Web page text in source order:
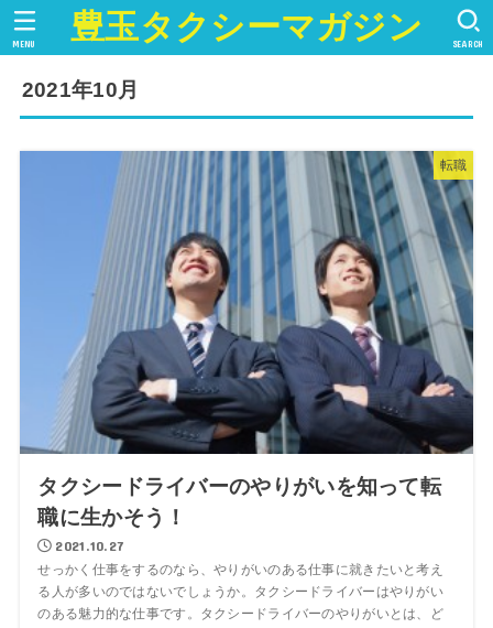
豊玉タクシーマガジン SEARCH
MENU
2021年10月
転職
タクシードライバーのやりがいを知って転
職に生かそう！
2021.10.27
せっかく仕事をするのなら、やりがいのある仕事に就きたいと考え
る人が多いのではないでしょうか。タクシードライバーはやりがい
のある魅力的な仕事です。タクシードライバーのやりがいとは、ど